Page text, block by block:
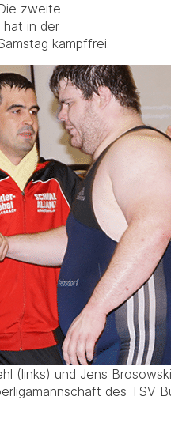
zweite
hat in der
kampffrei.
(links) und Jens
des TSV